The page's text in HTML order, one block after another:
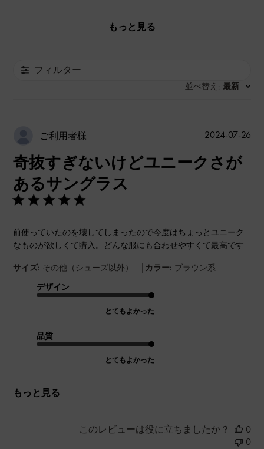
もっと見る
フィルター
並べ替え : 最新
ご利用者様
奇抜すぎないけどユニークさが
あるサングラス
前使っていたのを壊してしまったので今度はちょっとユニーク
なものが欲しくて購入。どんな服にも合わせやすくて最高です
サイズ: その他（シューズ以外） | カラー: ブラウン系
デザイン
とてもよかった
品質
とてもよかった
もっと見る
公
2024-07-26
このレビューは役に立ちましたか？
0
0